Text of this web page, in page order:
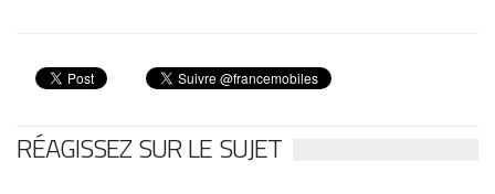
RÉAGISSEZ SUR LE SUJET